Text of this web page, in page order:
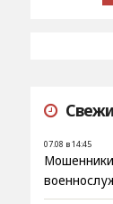
07.08 в 14:45